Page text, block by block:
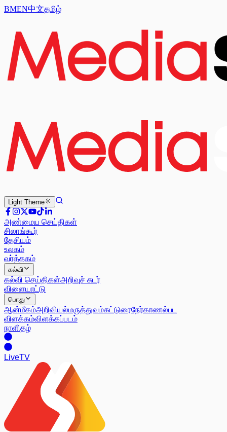
BMEN中文தமிழ்
Light Theme
அண்மைய செய்திகள்
சிலாங்கூர்
தேசியம்
உலகம்
வர்த்தகம்
கல்வி
கல்வி செய்திகள்அறிவுச் சுடர்
விளையாட்டு
பொது
ஆன்மீகம்அறிவியல்மருத்துவம்கட்டுரைநேர்காணல்பட
விளக்கம்விளக்கப்படம்
நாளிதழ்
LiveTV